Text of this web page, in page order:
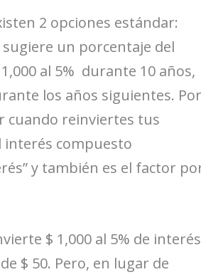
2 opciones estándar:
un porcentaje del
al 5% durante 10 años,
los años siguientes.
cuando reinviertes tus
interés compuesto
y también es el factor
$ 1,000 al 5% de
$ 50. Pero, en lugar de